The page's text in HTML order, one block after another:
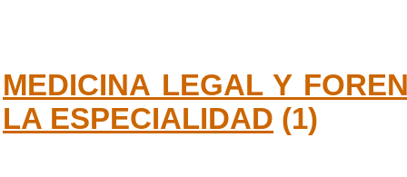
MEDICINA LEGAL Y
LA ESPECIALIDAD (1)